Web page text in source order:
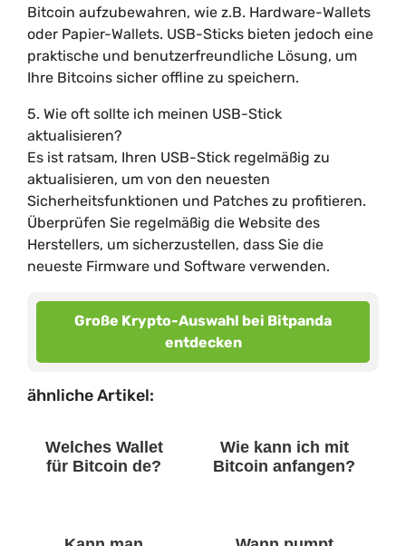
Bitcoin aufzubewahren, wie z.B. Hardware-Wallets
oder Papier-Wallets. USB-Sticks bieten jedoch eine
praktische und benutzerfreundliche Lösung, um
Ihre Bitcoins sicher offline zu speichern.
5. Wie oft sollte ich meinen USB-Stick
aktualisieren?
Es ist ratsam, Ihren USB-Stick regelmäßig zu
aktualisieren, um von den neuesten
Sicherheitsfunktionen und Patches zu profitieren.
Überprüfen Sie regelmäßig die Website des
Herstellers, um sicherzustellen, dass Sie die
neueste Firmware und Software verwenden.
Große Krypto-Auswahl bei Bitpanda
entdecken
ähnliche Artikel:
Welches Wallet
für Bitcoin de?
Wie kann ich mit
Bitcoin anfangen?